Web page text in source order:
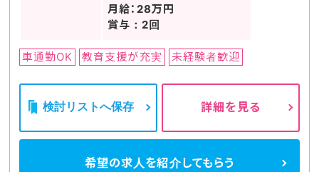
月給：28万円
賞与：2回
車通勤OK 教育支援が充実 未経験者歓迎
検討リストへ保存 詳細を見る
希望の求人を紹介してもらう